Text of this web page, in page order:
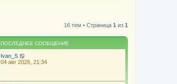
16 тем • Страница 1 из 1
ПОСЛЕДНЕЕ СООБЩЕНИЕ
Ivan_S
04 авг 2026, 21:34